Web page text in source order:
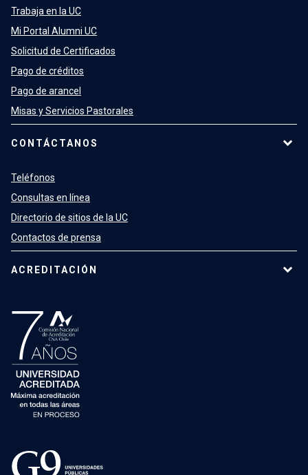
Trabaja en la UC
Mi Portal Alumni UC
Solicitud de Certificados
Pago de créditos
Pago de arancel
Misas y Servicios Pastorales
CONTÁCTANOS
Teléfonos
Consultas en línea
Directorio de sitios de la UC
Contactos de prensa
ACREDITACIÓN